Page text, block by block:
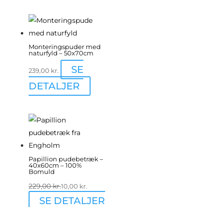
Monteringspuder med
naturfyld – 50x70cm
239,00 kr.
SE
DETALJER
Papillion pudebetræk –
40x60cm – 100%
Bomuld
229,00kr.10,00 kr.
SE DETALJER